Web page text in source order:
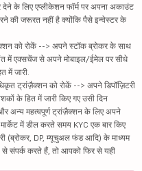
के लिए एप्लीकेशन फॉर्म पर अपना अकाउंट
की जरूरत नहीं है क्योंकि पैसे इन्वेस्टर के
को रोकें --> अपने स्टॉक ब्रोकर के साथ
में एक्सचेंज से अपने मोबाइल/ईमेल पर सीधे
में जारी.
ट्रांज़ैक्शन को रोकें --> अपने डिपॉज़िटरी
के हित में जारी किए गए उसी दिन
अन्य महत्वपूर्ण ट्रांज़ैक्शन के लिए अपने
मार्केट में डील करते समय KYC एक बार किए
(ब्रोकर, DP, म्यूचुअल फंड आदि) के माध्यम
संपर्क करते हैं, तो आपको फिर से यही